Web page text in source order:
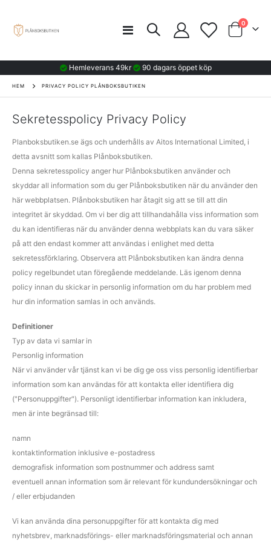
Växla
0artiklar
Hemleverans 49kr 90 dagars öppet köp
HEM PRIVACY POLICY PLÅNBOKSBUTIKEN
Sekretesspolicy Privacy Policy
Planboksbutiken.se ägs och underhålls av Aitos International Limited, i
detta avsnitt som kallas Plånboksbutiken.
Denna sekretesspolicy anger hur Plånboksbutiken använder och
skyddar all information som du ger Plånboksbutiken när du använder den
här webbplatsen. Plånboksbutiken har åtagit sig att se till att din
integritet är skyddad. Om vi ​​ber dig att tillhandahålla viss information som
du kan identifieras när du använder denna webbplats kan du vara säker
på att den endast kommer att användas i enlighet med detta
sekretessförklaring. Observera att Plånboksbutiken kan ändra denna
policy regelbundet utan föregående meddelande. Läs igenom denna
policy innan du skickar in personlig information om du har problem med
hur din information samlas in och används.
Definitioner
Typ av data vi samlar in
Personlig information
När vi använder vår tjänst kan vi be dig ge oss viss personlig identifierbar
information som kan användas för att kontakta eller identifiera dig
("Personuppgifter"). Personligt identifierbar information kan inkludera,
men är inte begränsad till:
namn
kontaktinformation inklusive e-postadress
demografisk information som postnummer och address samt
eventuell annan information som är relevant för kundundersökningar och
/ eller erbjudanden
Vi kan använda dina personuppgifter för att kontakta dig med
nyhetsbrev, marknadsförings- eller marknadsföringsmaterial och annan